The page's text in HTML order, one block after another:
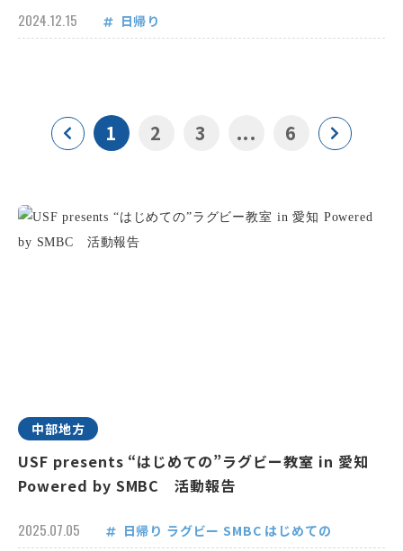
2024.12.15 日帰り
1 2 3 ... 6
中部地方
USF presents “はじめての”ラグビー教室 in 愛知
Powered by SMBC 活動報告
2025.07.05 日帰り ラグビー SMBC はじめての